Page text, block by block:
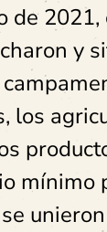
de
y
los